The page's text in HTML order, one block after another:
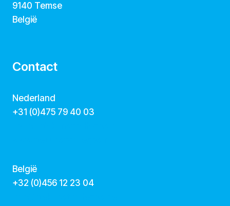
9140 Temse
België
Contact
Nederland
+31 (0)475 79 40 03
België
‭+32 (0)456 12 23 04‬